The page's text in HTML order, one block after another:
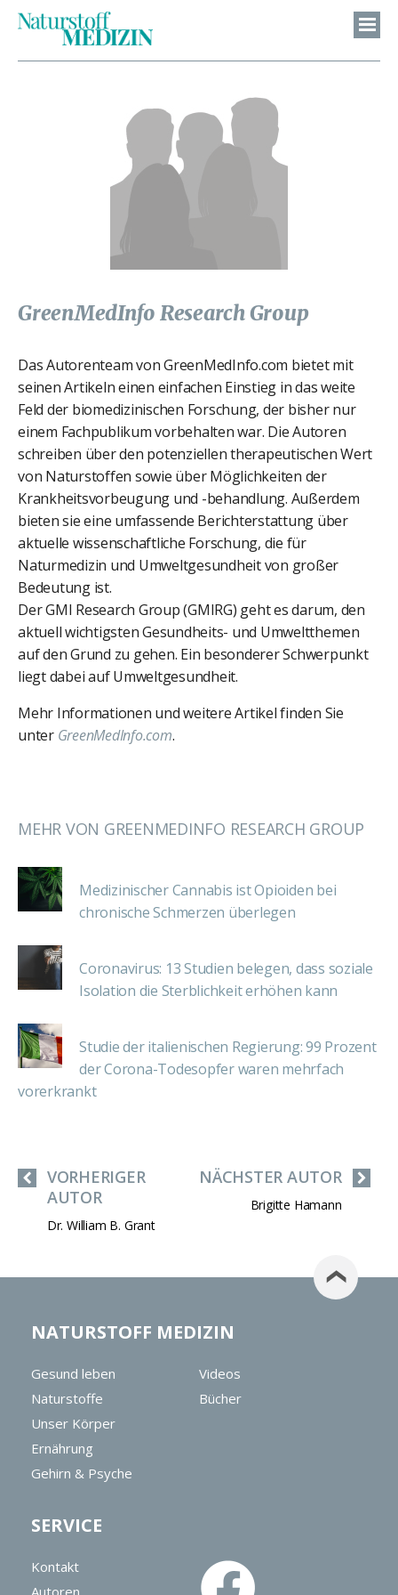
GreenMedInfo Research Group
Das Autorenteam von GreenMedInfo.com bietet mit
seinen Artikeln einen einfachen Einstieg in das weite
Feld der biomedizinischen Forschung, der bisher nur
einem Fachpublikum vorbehalten war. Die Autoren
schreiben über den potenziellen therapeutischen Wert
von Naturstoffen sowie über Möglichkeiten der
Krankheitsvorbeugung und -behandlung. Außerdem
bieten sie eine umfassende Berichterstattung über
aktuelle wissenschaftliche Forschung, die für
Naturmedizin und Umweltgesundheit von großer
Bedeutung ist.
Der GMI Research Group (GMIRG) geht es darum, den
aktuell wichtigsten Gesundheits- und Umweltthemen
auf den Grund zu gehen. Ein besonderer Schwerpunkt
liegt dabei auf Umweltgesundheit.
Mehr Informationen und weitere Artikel finden Sie
unter GreenMedInfo.com.
MEHR VON GREENMEDINFO RESEARCH GROUP
Medizinischer Cannabis ist Opioiden bei
chronische Schmerzen überlegen
Coronavirus: 13 Studien belegen, dass soziale
Isolation die Sterblichkeit erhöhen kann
Studie der italienischen Regierung: 99 Prozent
der Corona-Todesopfer waren mehrfach
vorerkrankt
NÄCHSTER AUTOR
Brigitte Hamann
VORHERIGER
AUTOR
Dr. William B. Grant
NATURSTOFF MEDIZIN
Gesund leben
Naturstoffe
Unser Körper
Ernährung
Gehirn & Psyche
Videos
Bücher
SERVICE
Kontakt
Autoren